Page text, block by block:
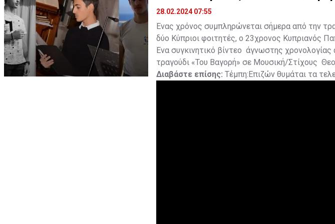
28.02.2024 07:55
Ένας χρόνος συμπληρώνεται σήμερα από την
δύο Κύπριοι φοιτητές, ο 23χρονος Κυπριανός
Ένα συγκινητικό βίντεο άγνωστης χρονολογίας
τραγούδι «Του Βαγορή» σε Μουσική/Στίχους
Διαβάστε επίσης: Τέμπη:Επιζών θυμάται τα